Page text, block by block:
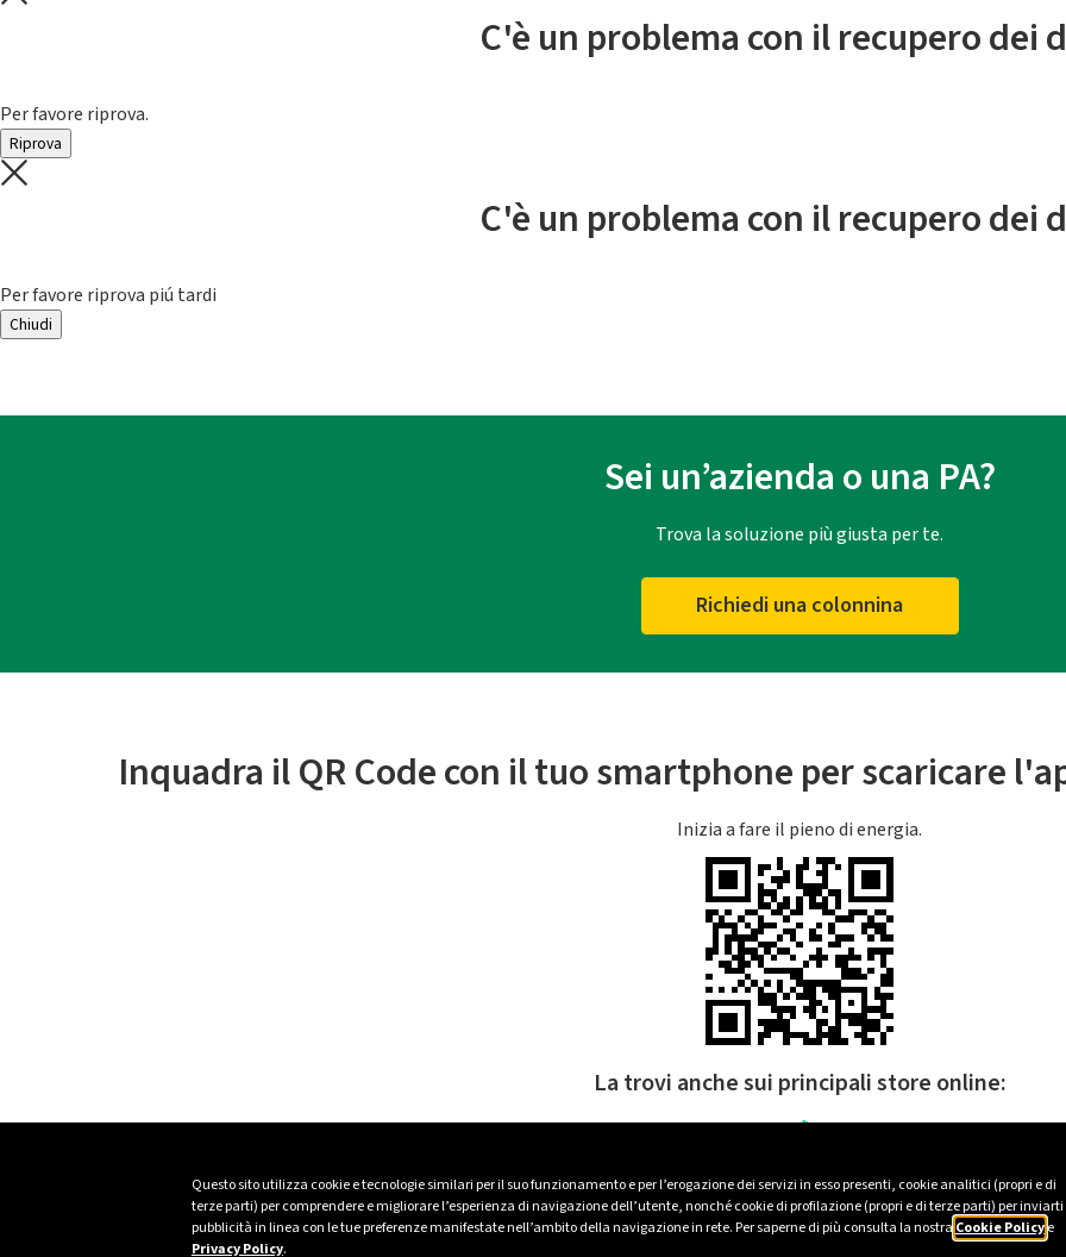
Questo sito utilizza cookie e tecnologie similari per il suo funzionamento e per l’erogazione dei servizi in esso presenti, cookie analitici (propri e di
terze parti) per comprendere e migliorare l’esperienza di navigazione dell’utente, nonché cookie di profilazione (propri e di terze parti) per inviarti
pubblicità in linea con le tue preferenze manifestate nell’ambito della navigazione in rete. Per saperne di più consulta la nostra Cookie Policye
Privacy Policy.
C'è un problema con il recupero dei
Per favore riprova.
Riprova
C'è un problema con il recupero dei
Per favore riprova piú tardi
Chiudi
Sei un’azienda o una PA?
Trova la soluzione più giusta per te.
Richiedi una colonnina
Inquadra il QR Code con il tuo smartphone per scaricare
Inizia a fare il pieno di energia.
La trovi anche sui principali store online: